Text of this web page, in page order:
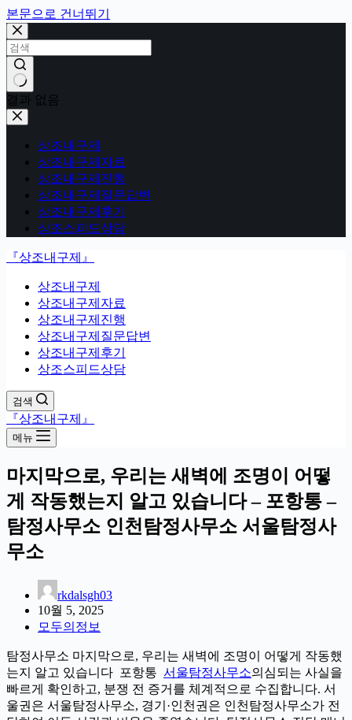
본문으로 건너뛰기
결과 없음
상조내구제
상조내구제자료
상조내구제진행
상조내구제질문답변
상조내구제후기
상조스피드상담
『상조내구제』
상조내구제
상조내구제자료
상조내구제진행
상조내구제질문답변
상조내구제후기
상조스피드상담
검색
『상조내구제』
메뉴
마지막으로, 우리는 새벽에 조명이 어떻
게 작동했는지 알고 있습니다 – 포항통 –
탐정사무소 인천탐정사무소 서울탐정사
무소
rkdalsgh03
10월 5, 2025
모두의정보
탐정사무소 마지막으로, 우리는 새벽에 조명이 어떻게 작동했
는지 알고 있습니다 포항통 서울탐정사무소의심되는 사실을
빠르게 확인하고, 분쟁 전 증거를 체계적으로 수집합니다. 서
울권은 서울탐정사무소, 경기·인천권은 인천탐정사무소가 전